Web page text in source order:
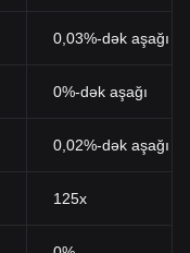
0,03%-dək aşağı
0%-dək aşağı
0,02%-dək aşağı
125x